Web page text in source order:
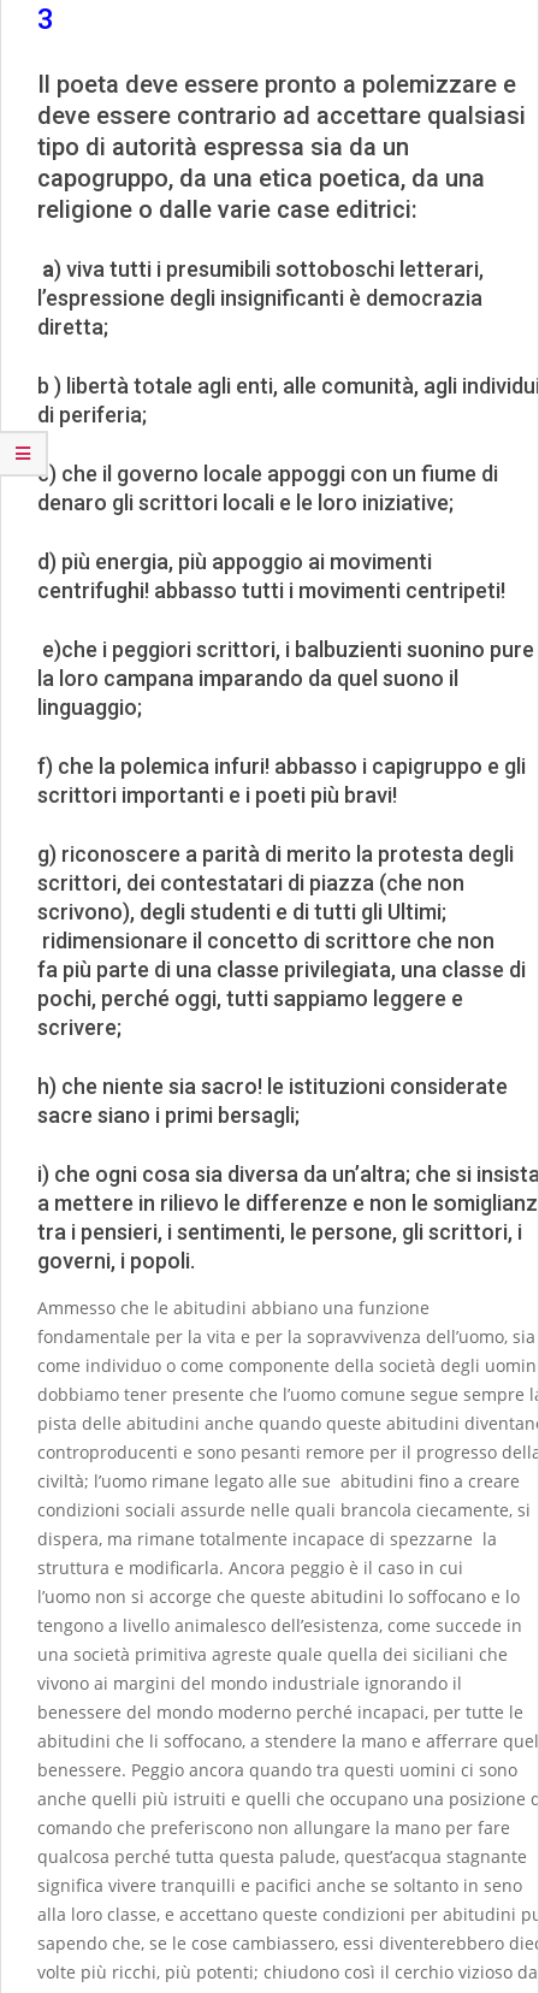
3
Il poeta deve essere pronto a polemizzare e
deve essere contrario ad accettare qualsiasi
tipo di autorità espressa sia da un
capogruppo, da una etica poetica, da una
religione o dalle varie case editrici:
a) viva tutti i presumibili sottoboschi letterari,
l’espressione degli insignificanti è democrazia
diretta;
b ) libertà totale agli enti, alle comunità, agli individui
di periferia;
c) che il governo locale appoggi con un fiume di
denaro gli scrittori locali e le loro iniziative;
d) più energia, più appoggio ai movimenti
centrifughi! abbasso tutti i movimenti centripeti!
e)che i peggiori scrittori, i balbuzienti suonino pure
la loro campana imparando da quel suono il
linguaggio;
f) che la polemica infuri! abbasso i capigruppo e gli
scrittori importanti e i poeti più bravi!
g) riconoscere a parità di merito la protesta degli
scrittori, dei contestatari di piazza (che non
scrivono), degli studenti e di tutti gli Ultimi;
ridimensionare il concetto di scrittore che non
fa più parte di una classe privilegiata, una classe di
pochi, perché oggi, tutti sappiamo leggere e
scrivere;
h) che niente sia sacro! le istituzioni considerate
sacre siano i primi bersagli;
i) che ogni cosa sia diversa da un’altra; che si insista
a mettere in rilievo le differenze e non le
tra i pensieri, i sentimenti, le persone, gli scrittori, i
governi, i popoli.
Ammesso che le abitudini abbiano una funzione
fondamentale per la vita e per la sopravvivenza dell’uomo, sia
come individuo o come componente della società degli
dobbiamo tener presente che l’uomo comune segue sempre
pista delle abitudini anche quando queste abitudini
controproducenti e sono pesanti remore per il progresso
civiltà; l’uomo rimane legato alle sue abitudini fino a creare
condizioni sociali assurde nelle quali brancola ciecamente, si
dispera, ma rimane totalmente incapace di spezzarne la
struttura e modificarla. Ancora peggio è il caso in cui
l’uomo non si accorge che queste abitudini lo soffocano e lo
tengono a livello animalesco dell’esistenza, come succede in
una società primitiva agreste quale quella dei siciliani che
vivono ai margini del mondo industriale ignorando il
benessere del mondo moderno perché incapaci, per tutte le
abitudini che li soffocano, a stendere la mano e afferrare quel
benessere. Peggio ancora quando tra questi uomini ci sono
anche quelli più istruiti e quelli che occupano una posizione
comando che preferiscono non allungare la mano per fare
qualcosa perché tutta questa palude, quest’acqua stagnante
significa vivere tranquilli e pacifici anche se soltanto in seno
alla loro classe, e accettano queste condizioni per abitudini
sapendo che, se le cose cambiassero, essi diventerebbero
volte più ricchi, più potenti; chiudono così il cerchio vizioso da